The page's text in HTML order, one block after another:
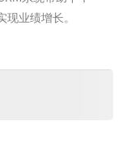
业绩增长。